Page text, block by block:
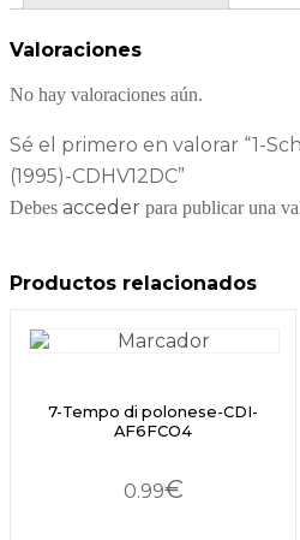
Valoraciones
No hay valoraciones aún.
Sé el primero en valorar “1-
(1995)-CDHV12DC”
Debes acceder para publicar una
Productos relacionados
7-Tempo di polonese-CDI-
AF6FCO4
0.99€